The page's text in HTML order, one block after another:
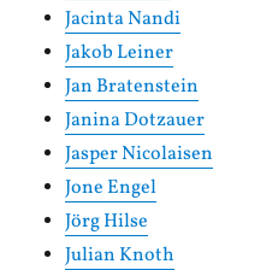
Jacinta Nandi
Jakob Leiner
Jan Bratenstein
Janina Dotzauer
Jasper Nicolaisen
Jone Engel
Jörg Hilse
Julian Knoth